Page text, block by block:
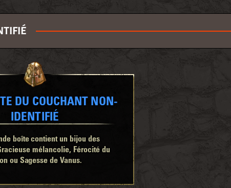
DU COUCHANT NON-
IDENTIFIÉ
boîte contient un bijou des
mélancolie, Férocité du
ou Sagesse de Vanus.